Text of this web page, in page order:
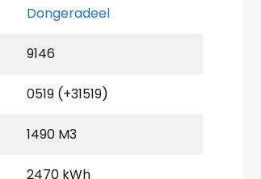
Dongeradeel
9146
0519 (+31519)
1490 M3
2470 kWh